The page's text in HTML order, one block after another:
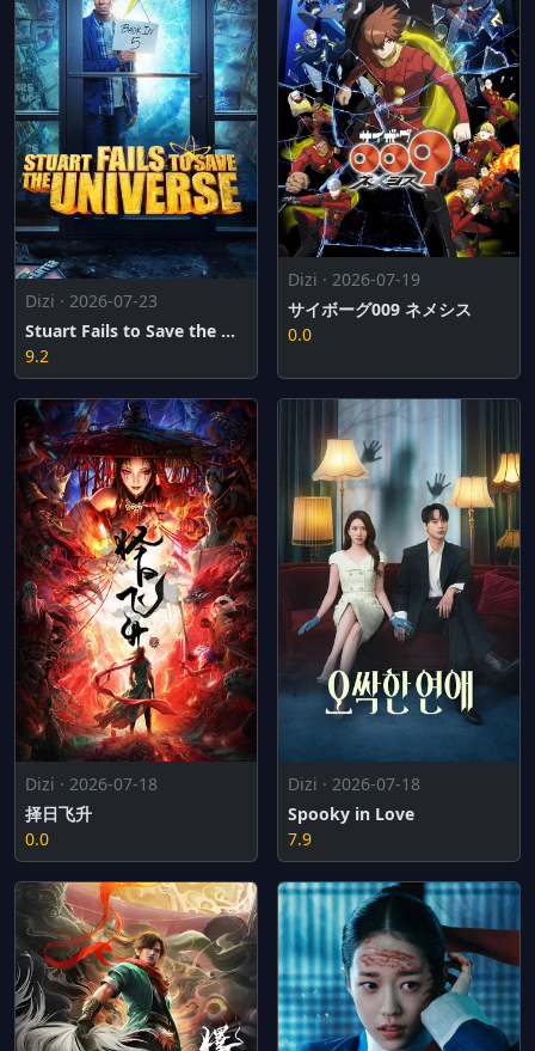
Dizi · 2026-07-23
Stuart Fails to Save the Universe
9.2
Dizi · 2026-07-19
サイボーグ009 ネメシス
0.0
Dizi · 2026-07-18
择日飞升
0.0
Dizi · 2026-07-18
Spooky in Love
7.9